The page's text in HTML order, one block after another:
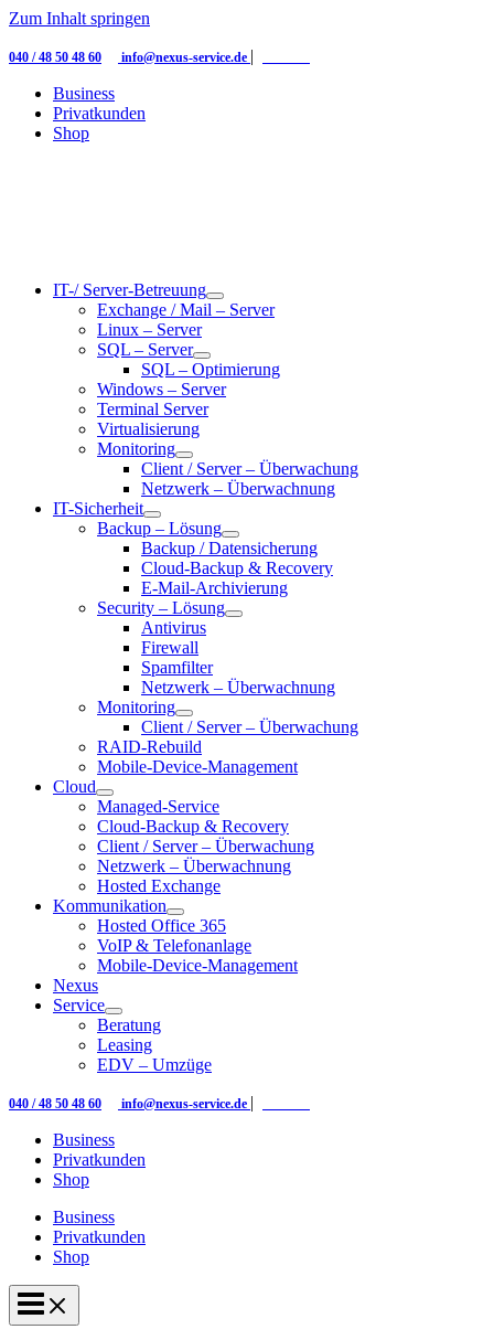
Zum Inhalt springen
040 / 48 50 48 60 info@nexus-service.de |
Business
Privatkunden
Shop
IT-/ Server-Betreuung
Exchange / Mail – Server
Linux – Server
SQL – Server
SQL – Optimierung
Windows – Server
Terminal Server
Virtualisierung
Monitoring
Client / Server – Überwachung
Netzwerk – Überwachnung
IT-Sicherheit
Backup – Lösung
Backup / Datensicherung
Cloud-Backup & Recovery
E-Mail-Archivierung
Security – Lösung
Antivirus
Firewall
Spamfilter
Netzwerk – Überwachnung
Monitoring
Client / Server – Überwachung
RAID-Rebuild
Mobile-Device-Management
Cloud
Managed-Service
Cloud-Backup & Recovery
Client / Server – Überwachung
Netzwerk – Überwachnung
Hosted Exchange
Kommunikation
Hosted Office 365
VoIP & Telefonanlage
Mobile-Device-Management
Nexus
Service
Beratung
Leasing
EDV – Umzüge
040 / 48 50 48 60 info@nexus-service.de |
Business
Privatkunden
Shop
Business
Privatkunden
Shop